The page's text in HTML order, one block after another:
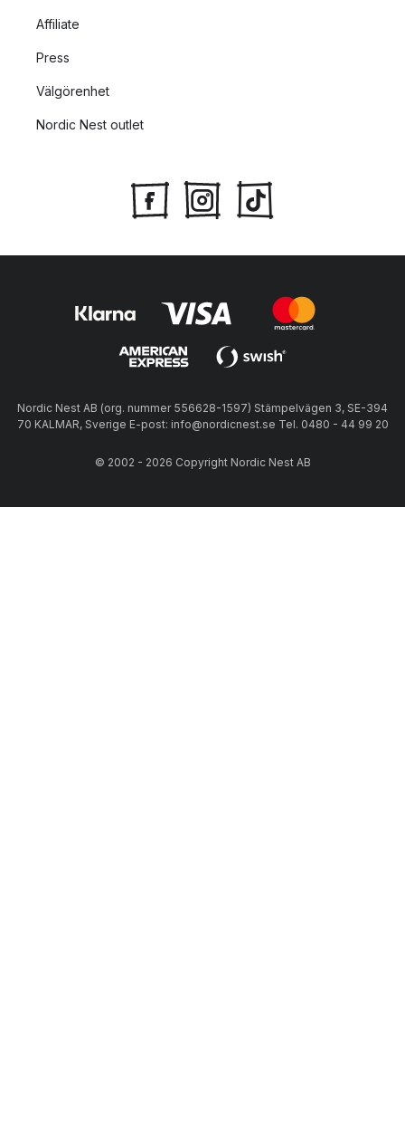
Affiliate
Press
Välgörenhet
Nordic Nest outlet
Nordic Nest AB (org. nummer 556628-1597) Stämpelvägen 3, SE-394
70 KALMAR, Sverige E-post: info@nordicnest.se Tel. 0480 - 44 99 20
© 2002 - 2026 Copyright Nordic Nest AB